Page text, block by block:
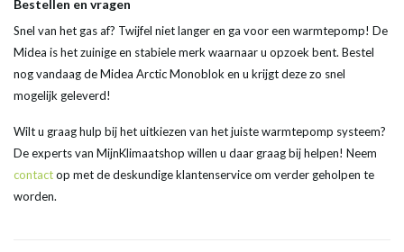
Bestellen en vragen
Snel van het gas af? Twijfel niet langer en ga voor een warmtepomp! De
Midea is het zuinige en stabiele merk waarnaar u opzoek bent. Bestel
nog vandaag de Midea Arctic Monoblok en u krijgt deze zo snel
mogelijk geleverd!
Wilt u graag hulp bij het uitkiezen van het juiste warmtepomp systeem?
De experts van MijnKlimaatshop willen u daar graag bij helpen! Neem
contactop met de deskundige klantenservice om verder geholpen te
worden.